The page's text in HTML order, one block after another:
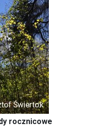
rocznicowe